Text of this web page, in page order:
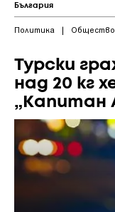
България
Политика | Общество
Турски
над 20 кг
„Капитан